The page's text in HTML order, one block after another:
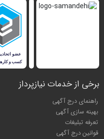
برخی از خدمات نیازپرداز
راهنمای درج آگهی
بهینه سازی آگهی
تعرفه تبلیغات
قوانین درج آگهی